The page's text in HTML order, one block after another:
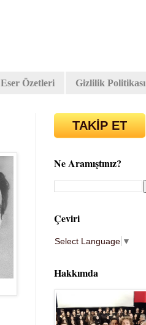
Eser Özetleri Gizlilik Politikası
TAKİP ET
Ne Aramıştınız?
Çeviri
Select Language ▼
Hakkımda